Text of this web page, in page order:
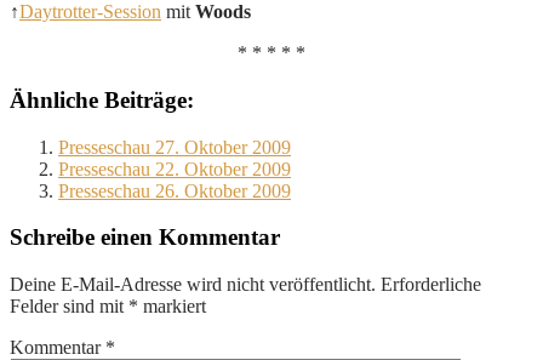
↑Daytrotter-Session mit Woods
* * * * *
Ähnliche Beiträge:
Presseschau 27. Oktober 2009
Presseschau 22. Oktober 2009
Presseschau 26. Oktober 2009
Schreibe einen Kommentar
Deine E-Mail-Adresse wird nicht veröffentlicht. Erforderliche
Felder sind mit * markiert
Kommentar *